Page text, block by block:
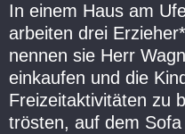
In einem Haus am
arbeiten drei
nennen sie Herr
einkaufen und die
Freizeitaktivitäten zu
trösten, auf dem